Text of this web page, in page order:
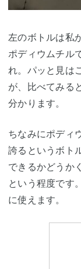
左のボトルは私
ポディウムチル
れ。パッと見は
が、比べてみる
分かります。
ちなみにポディ
誇るというボト
できるかどうか
という程度です
に使えます。